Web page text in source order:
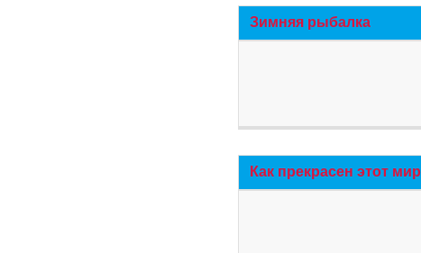
Зимняя рыбалка
Как прекрасен этот мир